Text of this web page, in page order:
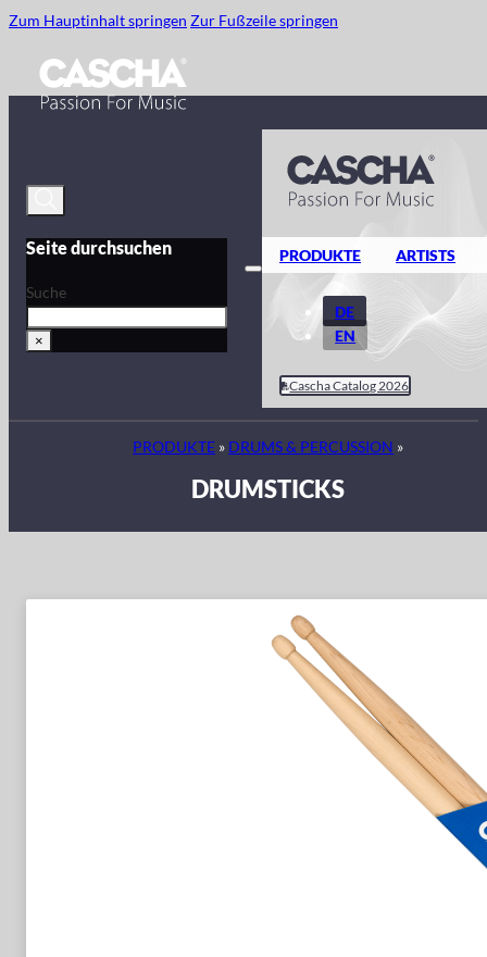
Zum Hauptinhalt springen Zur Fußzeile springen
Seite durchsuchen
Suche
×
PRODUKTE ARTISTS
DE
EN
Cascha Catalog 2026
PRODUKTE » DRUMS & PERCUSSION »
DRUMSTICKS